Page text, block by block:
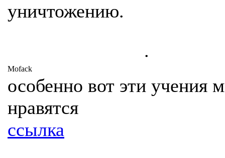
уничтожению.
.
Mofack
особенно вот эти учения
нравятся
ссылка